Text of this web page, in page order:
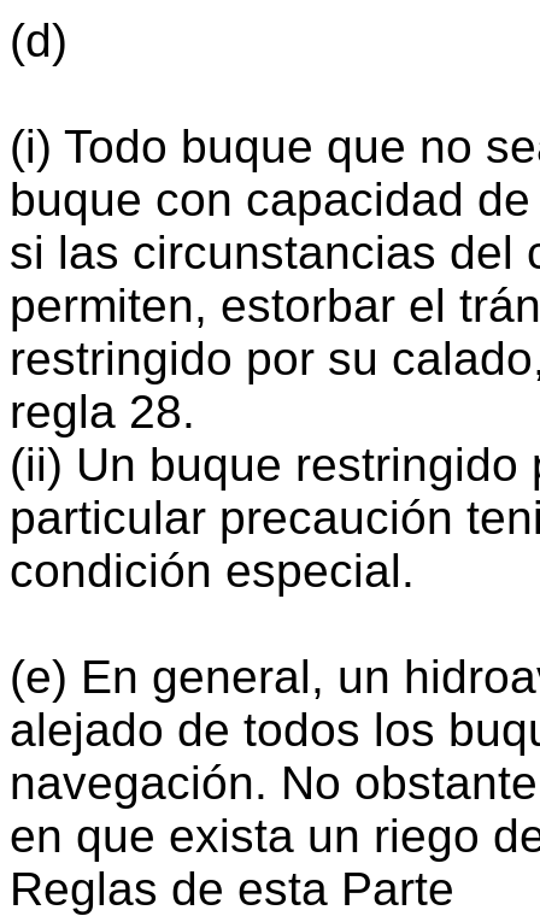
(d)
(i) Todo buque que no
buque con capacidad
si las circunstancias del
permiten, estorbar el
restringido por su
regla 28.
(ii) Un buque
particular precaución
condición especial.
(e) En general, un
alejado de todos los
navegación. No
en que exista un riego
Reglas de esta Parte